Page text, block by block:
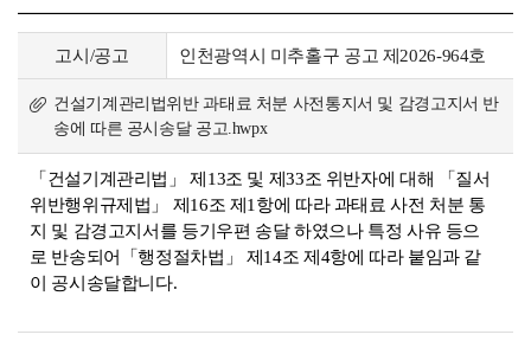
고시/공고 인천광역시 미추홀구 공고 제2026-964호
건설기계관리법위반 과태료 처분 사전통지서 및 감경고지서 반
송에 따른 공시송달 공고.hwpx
「건설기계관리법」 제13조 및 제33조 위반자에 대해 「질서
위반행위규제법」 제16조 제1항에 따라 과태료 사전 처분 통
지 및 감경고지서를 등기우편 송달 하였으나 특정 사유 등으
로 반송되어「행정절차법」 제14조 제4항에 따라 붙임과 같
이 공시송달합니다.